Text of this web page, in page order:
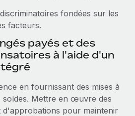
fondées sur les
facteurs.
payés et des
à l'aide d'un
en fournissant des mises à
soldes. Mettre en œuvre des
d'approbations pour maintenir